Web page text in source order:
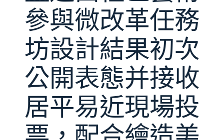
參與微改革任務
坊設計結果初次
公開表態并接收
居平易近現場投